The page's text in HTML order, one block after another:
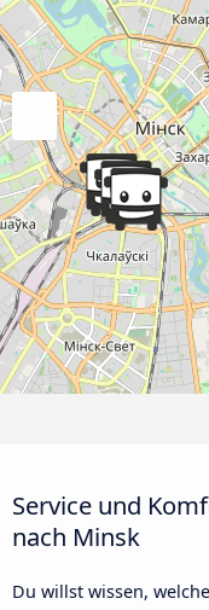
Service und
nach Minsk
Du willst wissen,